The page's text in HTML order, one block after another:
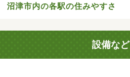
沼津市内の各駅の住みやすさ
設備など